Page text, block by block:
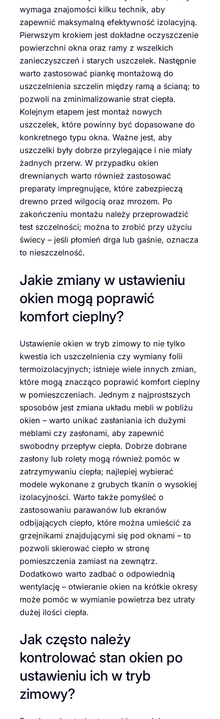
wymaga znajomości kilku technik, aby
zapewnić maksymalną efektywność izolacyjną.
Pierwszym krokiem jest dokładne oczyszczenie
powierzchni okna oraz ramy z wszelkich
zanieczyszczeń i starych uszczelek. Następnie
warto zastosować piankę montażową do
uszczelnienia szczelin między ramą a ścianą; to
pozwoli na zminimalizowanie strat ciepła.
Kolejnym etapem jest montaż nowych
uszczelek, które powinny być dopasowane do
konkretnego typu okna. Ważne jest, aby
uszczelki były dobrze przylegające i nie miały
żadnych przerw. W przypadku okien
drewnianych warto również zastosować
preparaty impregnujące, które zabezpieczą
drewno przed wilgocią oraz mrozem. Po
zakończeniu montażu należy przeprowadzić
test szczelności; można to zrobić przy użyciu
świecy – jeśli płomień drga lub gaśnie, oznacza
to nieszczelność.
Jakie zmiany w ustawieniu
okien mogą poprawić
komfort cieplny?
Ustawienie okien w tryb zimowy to nie tylko
kwestia ich uszczelnienia czy wymiany folii
termoizolacyjnych; istnieje wiele innych zmian,
które mogą znacząco poprawić komfort cieplny
w pomieszczeniach. Jednym z najprostszych
sposobów jest zmiana układu mebli w pobliżu
okien – warto unikać zasłaniania ich dużymi
meblami czy zasłonami, aby zapewnić
swobodny przepływ ciepła. Dobrze dobrane
zasłony lub rolety mogą również pomóc w
zatrzymywaniu ciepła; najlepiej wybierać
modele wykonane z grubych tkanin o wysokiej
izolacyjności. Warto także pomyśleć o
zastosowaniu parawanów lub ekranów
odbijających ciepło, które można umieścić za
grzejnikami znajdującymi się pod oknami – to
pozwoli skierować ciepło w stronę
pomieszczenia zamiast na zewnątrz.
Dodatkowo warto zadbać o odpowiednią
wentylację – otwieranie okien na krótkie okresy
może pomóc w wymianie powietrza bez utraty
dużej ilości ciepła.
Jak często należy
kontrolować stan okien po
ustawieniu ich w tryb
zimowy?